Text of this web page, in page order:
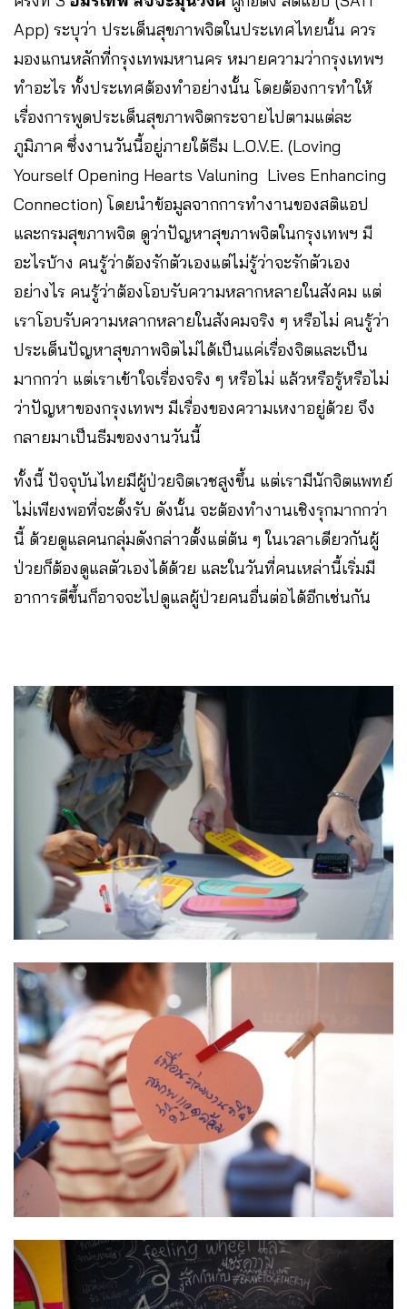
App) ระบุว่า ประเด็นสุขภาพจิตในประเทศไทยนั้น ควร
มองแกนหลักที่กรุงเทพมหานคร หมายความว่ากรุงเทพฯ
ทำอะไร ทั้งประเทศต้องทำอย่างนั้น โดยต้องการทำให้
เรื่องการพูดประเด็นสุขภาพจิตกระจายไปตามแต่ละ
ภูมิภาค ซึ่งงานวันนี้อยู่ภายใต้ธีม L.O.V.E. (Loving
Yourself Opening Hearts Valuning Lives Enhancing
Connection) โดยนำข้อมูลจากการทำงานของสติแอป
และกรมสุขภาพจิต ดูว่าปัญหาสุขภาพจิตในกรุงเทพฯ มี
อะไรบ้าง คนรู้ว่าต้องรักตัวเองแต่ไม่รู้ว่าจะรักตัวเอง
อย่างไร คนรู้ว่าต้องโอบรับความหลากหลายในสังคม แต่
เราโอบรับความหลากหลายในสังคมจริง ๆ หรือไม่ คนรู้ว่า
ประเด็นปัญหาสุขภาพจิตไม่ได้เป็นแค่เรื่องจิตและเป็น
มากกว่า แต่เราเข้าใจเรื่องจริง ๆ หรือไม่ แล้วหรือรู้หรือไม่
ว่าปัญหาของกรุงเทพฯ มีเรื่องของความเหงาอยู่ด้วย จึง
กลายมาเป็นธีมของงานวันนี้
ทั้งนี้ ปัจจุบันไทยมีผู้ป่วยจิตเวชสูงขึ้น แต่เรามีนักจิตแพทย์
ไม่เพียงพอที่จะตั้งรับ ดังนั้น จะต้องทำงานเชิงรุกมากกว่า
นี้ ด้วยดูแลคนกลุ่มดังกล่าวตั้งแต่ต้น ๆ ในเวลาเดียวกันผู้
ป่วยก็ต้องดูแลตัวเองได้ด้วย และในวันที่คนเหล่านี้เริ่มมี
อาการดีขึ้นก็อาจจะไปดูแลผู้ป่วยคนอื่นต่อได้อีกเช่นกัน